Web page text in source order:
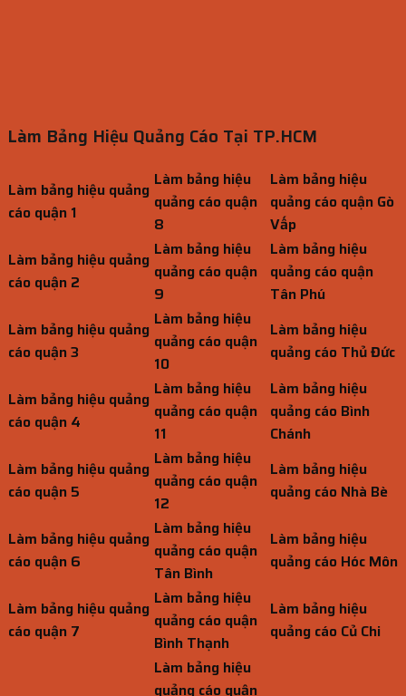
Làm Bảng Hiệu Quảng Cáo Tại TP.HCM
Làm bảng hiệu quảng
cáo quận 1
Làm bảng hiệu
quảng cáo quận
8
Làm bảng hiệu
quảng cáo quận Gò
Vấp
Làm bảng hiệu quảng
cáo quận 2
Làm bảng hiệu
quảng cáo quận
9
Làm bảng hiệu
quảng cáo quận
Tân Phú
Làm bảng hiệu quảng
cáo quận 3
Làm bảng hiệu
quảng cáo quận
10
Làm bảng hiệu
quảng cáo Thủ Đức
Làm bảng hiệu quảng
cáo quận 4
Làm bảng hiệu
quảng cáo quận
11
Làm bảng hiệu
quảng cáo Bình
Chánh
Làm bảng hiệu quảng
cáo quận 5
Làm bảng hiệu
quảng cáo quận
12
Làm bảng hiệu
quảng cáo Nhà Bè
Làm bảng hiệu quảng
cáo quận 6
Làm bảng hiệu
quảng cáo quận
Tân Bình
Làm bảng hiệu
quảng cáo Hóc Môn
Làm bảng hiệu quảng
cáo quận 7
Làm bảng hiệu
quảng cáo quận
Bình Thạnh
Làm bảng hiệu
quảng cáo Củ Chi
Làm bảng hiệu
quảng cáo quận